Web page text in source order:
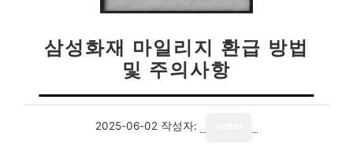
삼성화재 마일리지 환급 방법
및 주의사항
2025-06-02 작성자: